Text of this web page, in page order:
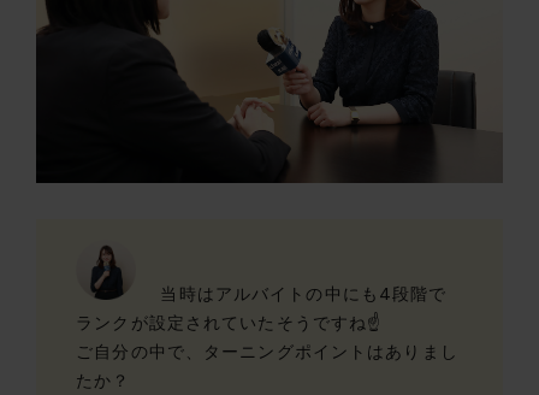
当時はアルバイトの中にも4段階で
ランクが設定されていたそうですね☝
ご自分の中で、ターニングポイントはありまし
たか？